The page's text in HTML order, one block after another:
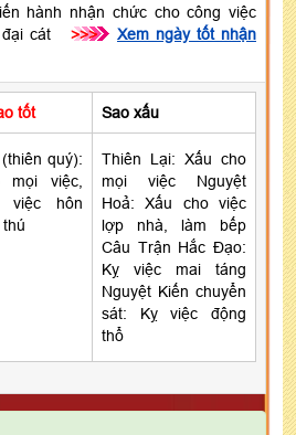
hành nhận chức cho công việc
cát
>>>
Xem ngày tốt nhận
tốt Sao xấu
quý):
mọi việc,
việc hôn
Thiên Lại: Xấu cho
mọi việc Nguyệt
Hoả: Xấu cho việc
lợp nhà, làm bếp
Câu Trận Hắc Đạo:
Kỵ việc mai táng
Nguyệt Kiến chuyển
sát: Kỵ việc động
thổ